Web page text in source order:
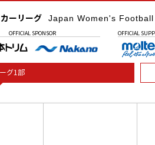
ーリーグ Japan Women's
OFFICIAL SPONSOR OFFICIAL
グ1部